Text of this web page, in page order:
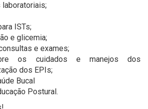
laboratoriais;
ISTs;
e glicemia;
e exames;
os cuidados e manejos dos
dos EPIs;
Bucal
Postural.